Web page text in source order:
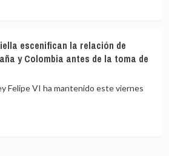
escenifican la relación de
y Colombia antes de la toma de
Felipe VI ha mantenido este viernes